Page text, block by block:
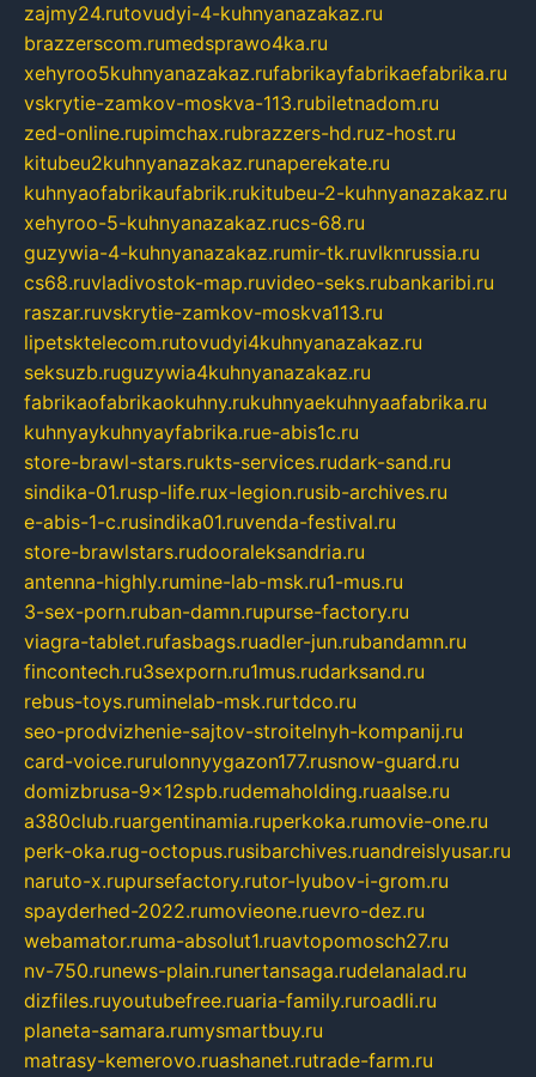
zajmy24.rutovudyi-4-kuhnyanazakaz.ru
brazzerscom.rumedsprawo4ka.ru
xehyroo5kuhnyanazakaz.rufabrikayfabrikaefabrika.ru
vskrytie-zamkov-moskva-113.rubiletnadom.ru
zed-online.rupimchax.rubrazzers-hd.ruz-host.ru
kitubeu2kuhnyanazakaz.runaperekate.ru
kuhnyaofabrikaufabrik.rukitubeu-2-kuhnyanazakaz.ru
xehyroo-5-kuhnyanazakaz.rucs-68.ru
guzywia-4-kuhnyanazakaz.rumir-tk.ruvlknrussia.ru
cs68.ruvladivostok-map.ruvideo-seks.rubankaribi.ru
raszar.ruvskrytie-zamkov-moskva113.ru
lipetsktelecom.rutovudyi4kuhnyanazakaz.ru
seksuzb.ruguzywia4kuhnyanazakaz.ru
fabrikaofabrikaokuhny.rukuhnyaekuhnyaafabrika.ru
kuhnyaykuhnyayfabrika.rue-abis1c.ru
store-brawl-stars.rukts-services.rudark-sand.ru
sindika-01.rusp-life.rux-legion.rusib-archives.ru
e-abis-1-c.rusindika01.ruvenda-festival.ru
store-brawlstars.rudooraleksandria.ru
antenna-highly.rumine-lab-msk.ru1-mus.ru
3-sex-porn.ruban-damn.rupurse-factory.ru
viagra-tablet.rufasbags.ruadler-jun.rubandamn.ru
fincontech.ru3sexporn.ru1mus.rudarksand.ru
rebus-toys.ruminelab-msk.rurtdco.ru
seo-prodvizhenie-sajtov-stroitelnyh-kompanij.ru
card-voice.rurulonnyygazon177.rusnow-guard.ru
domizbrusa-9x12spb.rudemaholding.ruaalse.ru
a380club.ruargentinamia.ruperkoka.rumovie-one.ru
perk-oka.rug-octopus.rusibarchives.ruandreislyusar.ru
naruto-x.rupursefactory.rutor-lyubov-i-grom.ru
spayderhed-2022.rumovieone.ruevro-dez.ru
webamator.ruma-absolut1.ruavtopomosch27.ru
nv-750.runews-plain.runertansaga.rudelanalad.ru
dizfiles.ruyoutubefree.ruaria-family.ruroadli.ru
planeta-samara.rumysmartbuy.ru
matrasy-kemerovo.ruashanet.rutrade-farm.ru